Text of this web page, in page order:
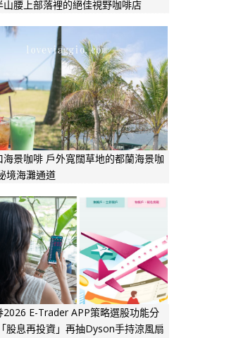
山腰上部落裡的絕佳視野咖啡店
海景咖啡 戶外寬闊草地的都蘭海景咖
境海灘通道
2026 E-Trader APP策略選股功能分
股息再投資」再抽Dyson手持涼風扇